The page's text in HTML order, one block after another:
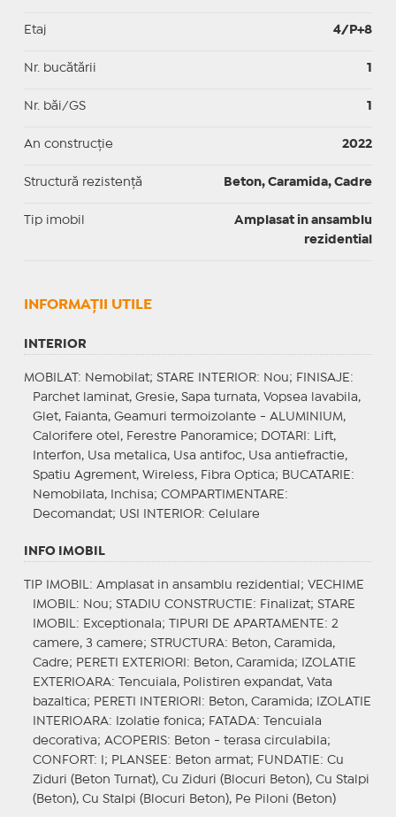
Etaj 4/P+8
Nr. bucătării 1
Nr. băi/GS 1
An construcție 2022
Structură rezistență Beton, Caramida, Cadre
Tip imobil
Amplasat in ansamblu
rezidential
INFORMAŢII UTILE
INTERIOR
MOBILAT : Nemobilat; STARE INTERIOR: Nou; FINISAJE :
Parchet laminat, Gresie, Sapa turnata, Vopsea lavabila,
Glet, Faianta, Geamuri termoizolante - ALUMINIUM,
Calorifere otel, Ferestre Panoramice;
DOTARI : Lift,
Interfon, Usa metalica, Usa antifoc, Usa antiefractie,
Spatiu Agrement, Wireless, Fibra Optica; BUCATARIE :
Nemobilata, Inchisa; COMPARTIMENTARE :
Decomandat; USI INTERIOR: Celulare
INFO IMOBIL
TIP IMOBIL : Amplasat in ansamblu rezidential; VECHIME
IMOBIL : Nou; STADIU CONSTRUCTIE : Finalizat; STARE
IMOBIL : Exceptionala; TIPURI DE APARTAMENTE : 2
camere, 3 camere; STRUCTURA: Beton, Caramida,
Cadre; PERETI EXTERIORI : Beton, Caramida;
IZOLATIE
EXTERIOARA: Tencuiala, Polistiren expandat, Vata
bazaltica; PERETI INTERIORI : Beton, Caramida;
IZOLATIE
INTERIOARA: Izolatie fonica; FATADA: Tencuiala
decorativa; ACOPERIS: Beton - terasa circulabila;
CONFORT : I; PLANSEE : Beton armat; FUNDATIE : Cu
Ziduri (Beton Turnat), Cu Ziduri (Blocuri Beton), Cu Stalpi
(Beton), Cu Stalpi (Blocuri Beton), Pe Piloni (Beton)